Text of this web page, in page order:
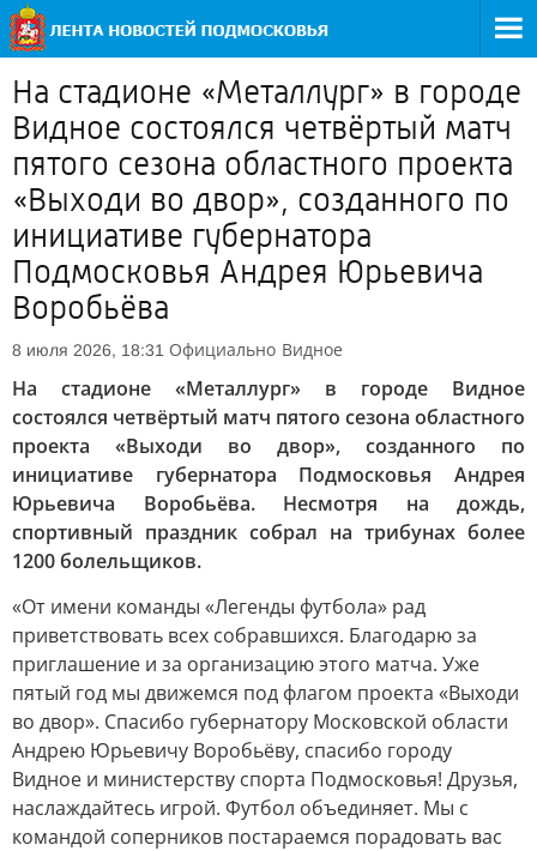
На стадионе «Металлург» в городе
Видное состоялся четвёртый матч
пятого сезона областного проекта
«Выходи во двор», созданного по
инициативе губернатора
Подмосковья Андрея Юрьевича
Воробьёва
8 июля 2026, 18:31 Официально Видное
На стадионе «Металлург» в городе Видное
состоялся четвёртый матч пятого сезона областного
проекта «Выходи во двор», созданного по
инициативе губернатора Подмосковья Андрея
Юрьевича Воробьёва. Несмотря на дождь,
спортивный праздник собрал на трибунах более
1200 болельщиков.
«От имени команды «Легенды футбола» рад
приветствовать всех собравшихся. Благодарю за
приглашение и за организацию этого матча. Уже
пятый год мы движемся под флагом проекта «Выходи
во двор». Спасибо губернатору Московской области
Андрею Юрьевичу Воробьёву, спасибо городу
Видное и министерству спорта Подмосковья! Друзья,
наслаждайтесь игрой. Футбол объединяет. Мы с
командой соперников постараемся порадовать вас